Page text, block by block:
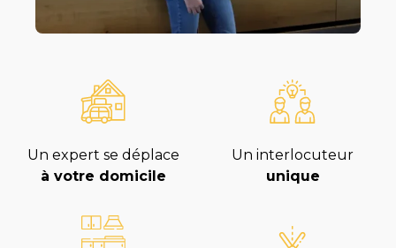
Un expert se déplace
à votre domicile
Un interlocuteur
unique